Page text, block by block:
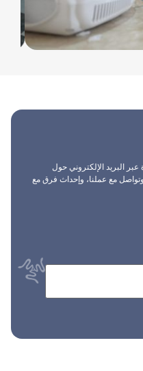
البريد الإلكتروني حول
وتواصل مع عملنا، وإحداث فرق مع